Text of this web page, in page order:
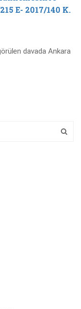
E- 2017/140 K.
davada Ankara